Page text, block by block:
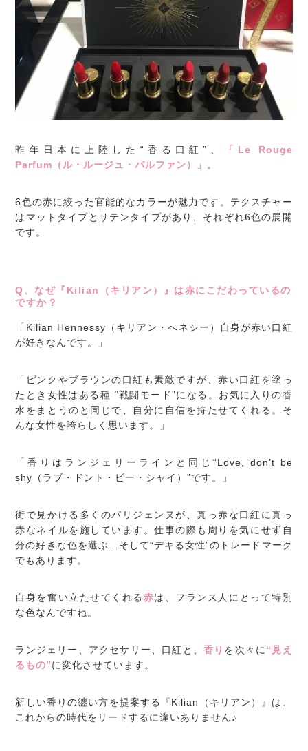
昨年日本に上陸した“香る口紅”、
「Le Rouge
Parfum（ル・ルージュ・パルファン）」 。
6色の赤に絞った官能的なカラーが魅力です。テクスチャー
はマットタイプとサテンタイプがあり、それぞれ6色の展開
です。
Q、なぜ『Kilian（キリアン）』は赤にこだわっているの
ですか？
「Kilian Hennessy（キリアン・へネシー）自身が赤い口紅
が好きなんです。」
「ピンクやブラウンの口紅も素敵ですが、赤い口紅を塗っ
たとき女性はある種 “戦闘モード”になる。お気に入りの香
水をまとうのと同じで、自分に自信を持たせてくれる。そ
んな女性を誇らしく思います。」
「香りはランジェリーラインと同じ“Love, don’t be
shy（ラブ・ドント・ビー・シャイ）”です。」
街で見かける多くのパリジェンヌが、真っ赤な口紅に真っ
赤なネイルを施しています。仕事の際も周りを気にせず自
分の好きな色を選ぶ…そして“デキる女性”のトレードマーク
でもあります。
自身を奮い立たせてくれる 赤は、フランス人にとって特別
な色なんですね。
ランジェリー、アクセサリー、口紅と、 香り を次々に “見え
るもの”に変化させています。
新しい香りの纏い方を提案する『Kilian（キリアン）』は、
これからの時代をリードするに違いありません♪